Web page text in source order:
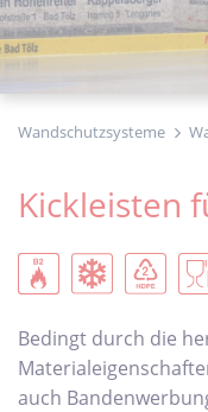
Wandschutzsysteme
Kickleisten
Bedingt durch die
auch